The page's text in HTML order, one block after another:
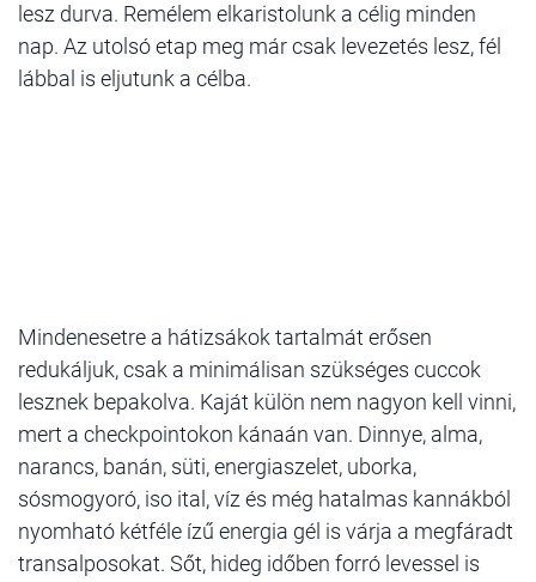
lesz durva. Remélem elkaristolunk a célig minden
nap. Az utolsó etap meg már csak levezetés lesz, fél
lábbal is eljutunk a célba.
Mindenesetre a hátizsákok tartalmát erősen
redukáljuk, csak a minimálisan szükséges cuccok
lesznek bepakolva. Kaját külön nem nagyon kell vinni,
mert a checkpointokon kánaán van. Dinnye, alma,
narancs, banán, süti, energiaszelet, uborka,
sósmogyoró, iso ital, víz és még hatalmas kannákból
nyomható kétféle ízű energia gél is várja a megfáradt
transalposokat. Sőt, hideg időben forró levessel is